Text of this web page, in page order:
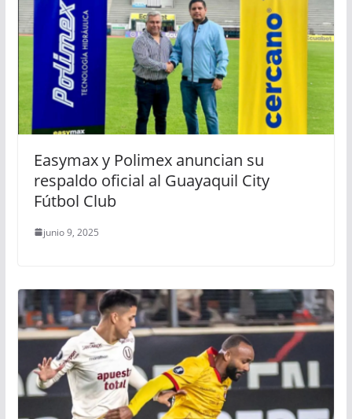
Easymax y Polimex anuncian su
respaldo oficial al Guayaquil City
Fútbol Club
junio 9, 2025